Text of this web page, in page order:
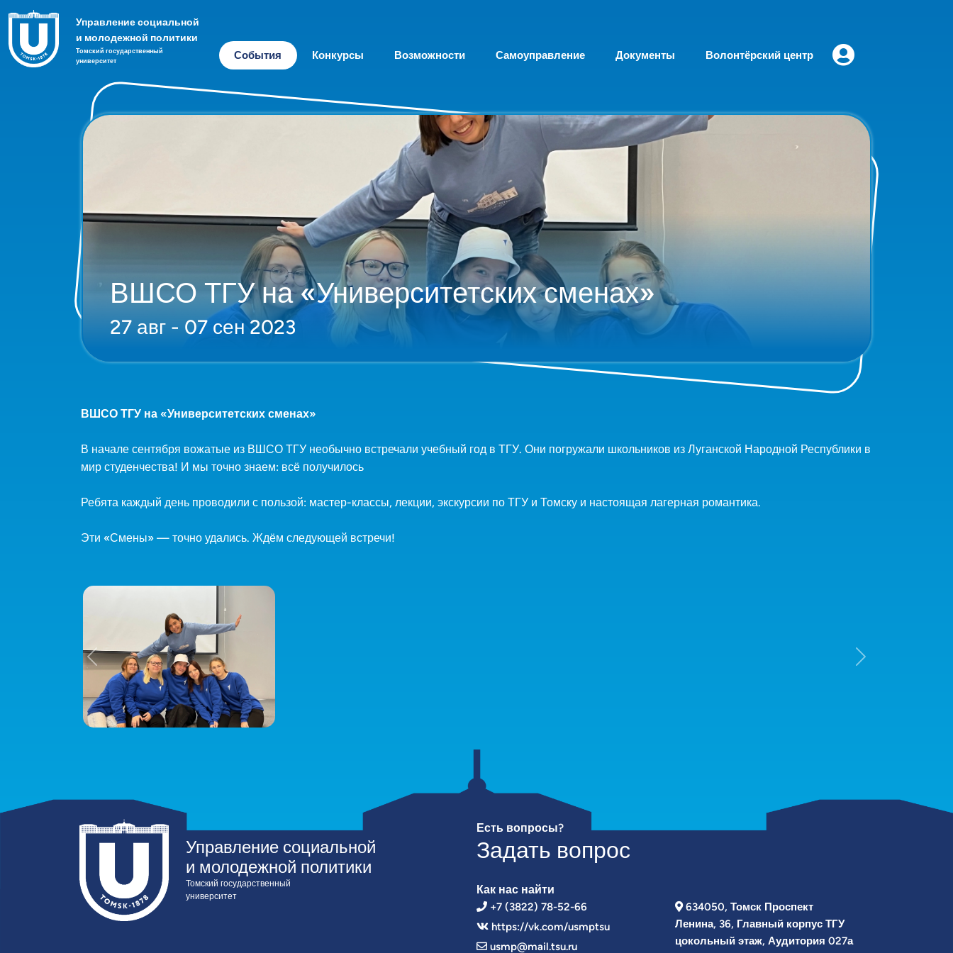
Управление социальной
и молодежной политики
Томский государственный
университет
События Конкурсы Возможности Самоуправление Документы Волонтёрский центр
ВШСО ТГУ на «Университетских сменах»
27 авг - 07 сен 2023
ВШСО ТГУ на «Университетских сменах»
В начале сентября вожатые из ВШСО ТГУ необычно встречали учебный год в ТГУ. Они погружали школьников из Луганской Народной Республики в
мир студенчества! И мы точно знаем: всё получилось
Ребята каждый день проводили с пользой: мастер-классы, лекции, экскурсии по ТГУ и Томску и настоящая лагерная романтика.
Эти «Смены» — точно удались. Ждём следующей встречи!
Previous Next
Управление социальной
и молодежной политики
Томский государственный
университет
Есть вопросы?
Задать вопрос
Как нас найти
+7 (3822) 78-52-66
https://vk.com/usmptsu
usmp@mail.tsu.ru
634050, Томск Проспект
Ленина, 36, Главный корпус ТГУ
цокольный этаж, Аудитория 027а